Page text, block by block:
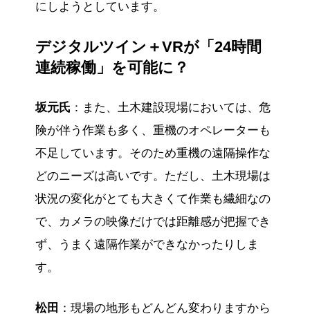
にしようとしています。
デジタルツイン＋VRが「24時間
連続稼働」を可能に？
坂元氏 ：また、土木建設現場においては、危
険が伴う作業も多く、重機のオペレーターも
不足しています。そのため重機の遠隔操作な
どのニーズは高いです。ただし、土木現場は
状況の変化がとても大きくて作業も繊細なの
で、カメラの映像だけでは距離感が把握でき
ず、うまく遠隔作業ができなかったりしま
す。
松田 ：現場の地形もどんどん変わりますから